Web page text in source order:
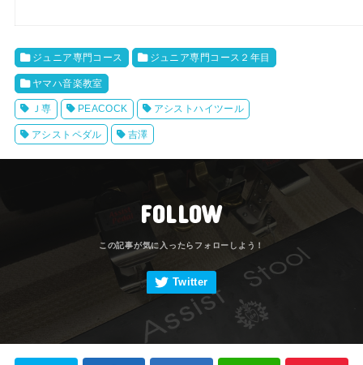
ジュニア専門コース ジュニア専門コース２年目
ヤマハ音楽教室
Ｊ専 PEACOCK アシストハイツール
アシストペダル 吉澤
FOLLOW